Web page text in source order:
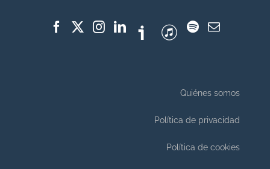
Quiénes somos
Política de privacidad
Política de cookies